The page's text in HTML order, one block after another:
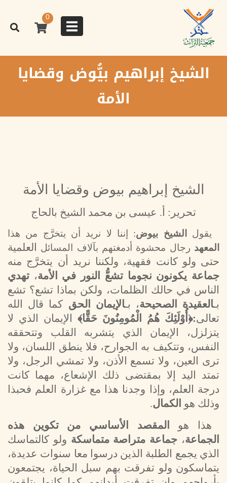
المحتوى
الرئيسي
Toggle
navigation
0
الشيخ إبراهيم بيُّوض وقضايا
الأمة
الشيخ إبراهيم بيوض وقضايا الأمة
تحرير: أ. عيسى بن محمد الشيخ بالحاج
يقول الشيخ بيوض: إننا لا نريد أن يتخرَّج من هذا
المعهد رجال محشوة أدمغتهم بآلاف المسائل
العلمية
حتى ولو كانت فقهية، ولكننا نريد أن يتخرَّج منه
جماعة يكونون نجوما تشعُّ النور في الأمة، تهدي
الناس في حالك الظلمات، ولكن بماذا تشع؟ تشع
بـالعقيدة الصحيحة، بـالإيمان الحق كما قال الله
تعالى:﴿أُوْلَئِكَ هُمُ الْمُومِنُونَ حَقًّا﴾ الإيمان الذي لا
يتزلزل، الإيمان الذي يتشربه القلب وتتحققه
النفس، وتتكيف به الجوارح، فلا ينطق اللسان، ولا
ترى العين، ولا تسمع الأذن، ولا تمشي الرجل، ولا
تمتد اليد إلا بمقتضى ذلك الإشعاع، مهما كانت
درجة العلم، وإذا وجدنا هذا مع غزارة العلم فحبذا
وذلك هو الكمال.
هذا هو
المقصد الأساسي من تكوين هذه
الجماعة، جماعة متراصة متماسكة ولو كالتماسك
الذي يجمع الطلبة الذين درسوا معا سنوات عديدة،
يتماسكون ولو تفرقت بهم سبل الحياة، يجتمعون